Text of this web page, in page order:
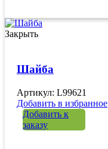
Закрыть
Шайба
Артикул: L99621
Добавить в избранное
Добавить к
заказу